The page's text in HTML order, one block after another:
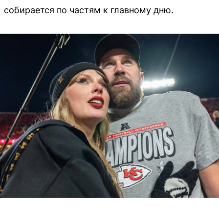
собирается по частям к главному дню.